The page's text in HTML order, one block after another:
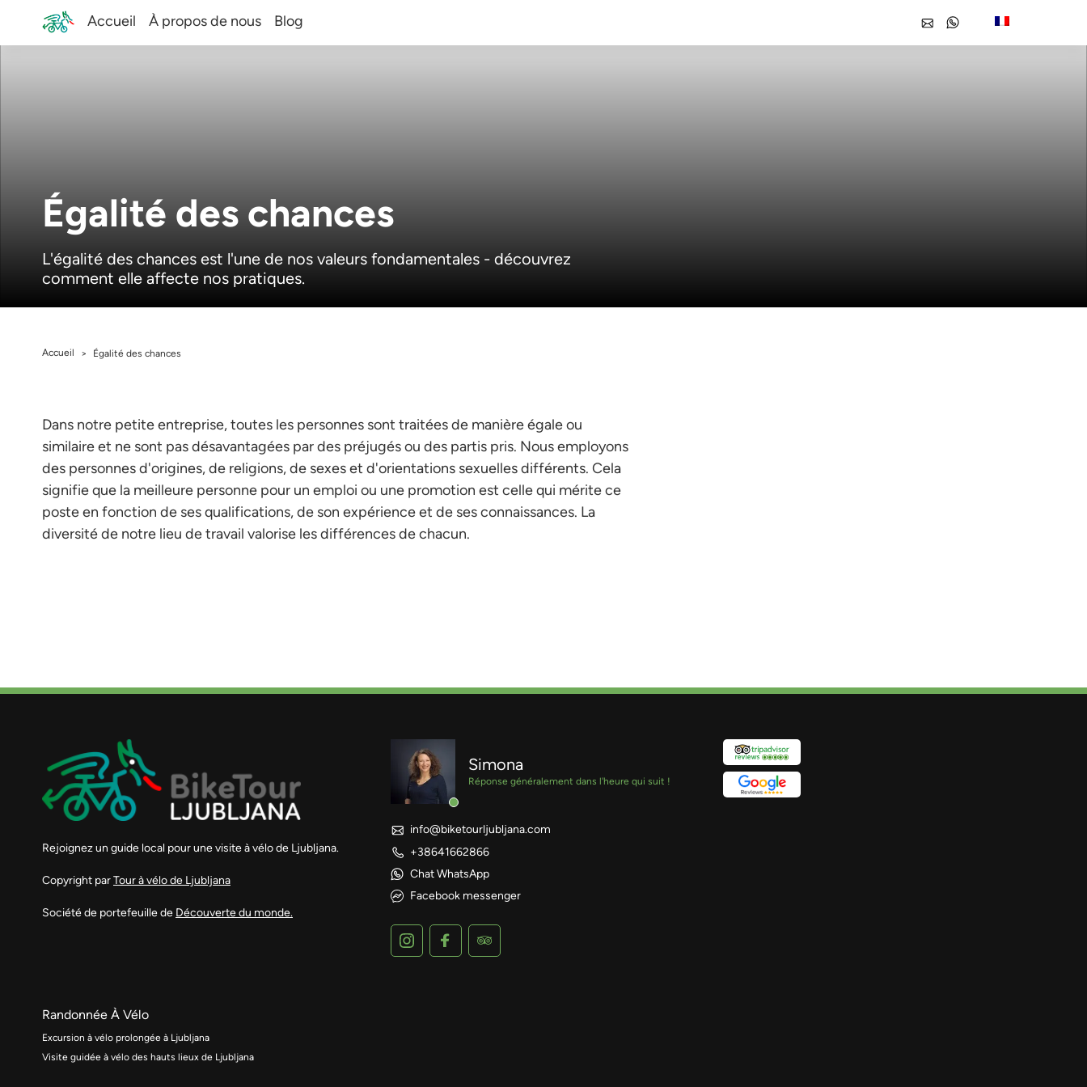
Accueil À propos de nous Blog
Égalité des chances
L'égalité des chances est l'une de nos valeurs fondamentales - découvrez
comment elle affecte nos pratiques.
Accueil > Égalité des chances
Dans notre petite entreprise, toutes les personnes sont traitées de manière égale ou
similaire et ne sont pas désavantagées par des préjugés ou des partis pris. Nous employons
des personnes d'origines, de religions, de sexes et d'orientations sexuelles différents. Cela
signifie que la meilleure personne pour un emploi ou une promotion est celle qui mérite ce
poste en fonction de ses qualifications, de son expérience et de ses connaissances. La
diversité de notre lieu de travail valorise les différences de chacun.
Rejoignez un guide local pour une visite à vélo de Ljubljana.
Copyright parTour à vélo de Ljubljana
Société de portefeuille de Découverte du monde.
Simona
Réponse généralement dans l'heure qui suit !
info@biketourljubljana.com
+38641662866
Chat WhatsApp
Facebook messenger
Randonnée À Vélo
Excursion à vélo prolongée à Ljubljana
Visite guidée à vélo des hauts lieux de Ljubljana